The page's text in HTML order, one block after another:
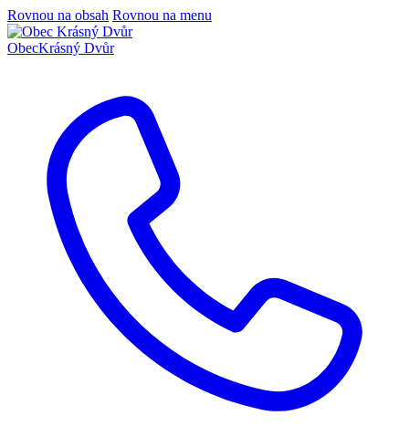
Rovnou na obsah Rovnou na menu
ObecKrásný Dvůr